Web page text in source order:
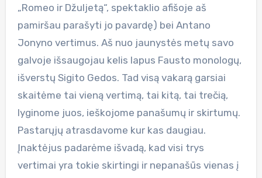
„Romeo ir Džuljetą“, spektaklio afišoje aš
pamiršau parašyti jo pavardę) bei Antano
Jonyno vertimus. Aš nuo jaunystės metų savo
galvoje išsaugojau kelis lapus Fausto monologų,
išverstų Sigito Gedos. Tad visą vakarą garsiai
skaitėme tai vieną vertimą, tai kitą, tai trečią,
lyginome juos, ieškojome panašumų ir skirtumų.
Pastarųjų atrasdavome kur kas daugiau.
Įnaktėjus padarėme išvadą, kad visi trys
vertimai yra tokie skirtingi ir nepanašūs vienas į